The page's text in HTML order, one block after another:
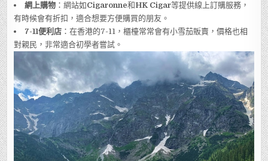
網上購物 ：網站如Cigaronne和 HK Cigar等提供線上訂購服務，
有時候會有折扣，適合想要方便購買的朋友。
7-11便利店 ：在香港的7-11，櫃檯常常會有小雪茄販賣，價格也相
對親民，非常適合初學者嘗試。